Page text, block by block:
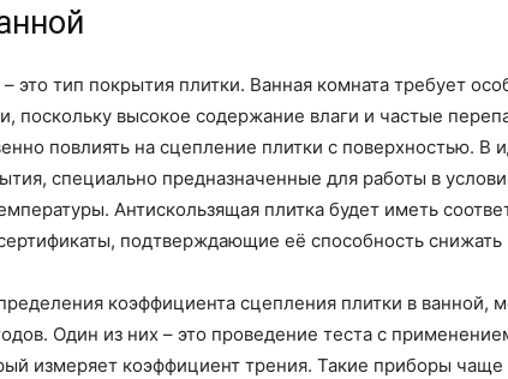
это тип покрытия плитки. Ванная комната требует
поскольку высокое содержание влаги и частые
повлиять на сцепление плитки с поверхностью. В
специально предназначенные для работы в
Антискользящая плитка будет иметь
подтверждающие её способность снижать
коэффициента сцепления плитки в ванной,
Один из них – это проведение теста с
измеряет коэффициент трения. Такие приборы чаще